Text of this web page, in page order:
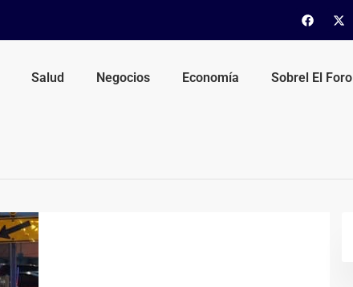
Salud Negocios Economía Sobrel El Foro